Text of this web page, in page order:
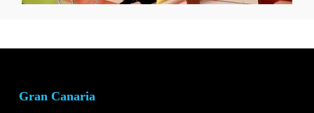
Gran Canaria